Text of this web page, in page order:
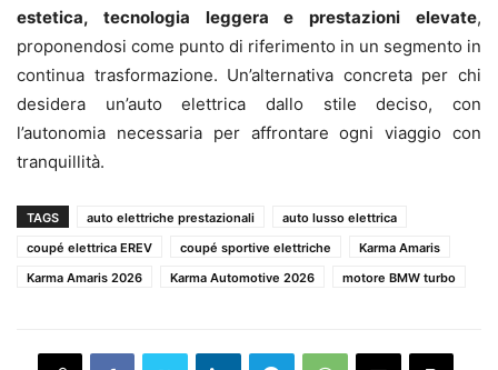
estetica, tecnologia leggera e prestazioni elevate,
proponendosi come punto di riferimento in un segmento in
continua trasformazione. Un’alternativa concreta per chi
desidera un’auto elettrica dallo stile deciso, con
l’autonomia necessaria per affrontare ogni viaggio con
tranquillità.
TAGS auto elettriche prestazionali
auto lusso elettrica
coupé elettrica EREV
coupé sportive elettriche
Karma Amaris
Karma Amaris 2026
Karma Automotive 2026 motore BMW turbo